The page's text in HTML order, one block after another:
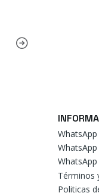
Términos
Politicas